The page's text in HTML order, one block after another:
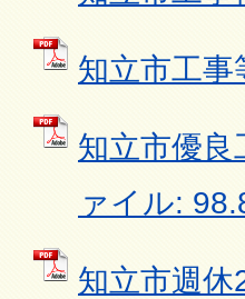
知立市工
知立市優良
ァイル:
知立市週